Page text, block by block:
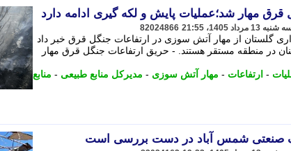
قرق مهار شد؛عملیات پایش و لکه گیری ادامه دارد
82024866
گلستان از مهار آتش سوزی در ارتفاعات جنگل قرق خبر داد
در منطقه مستقر هستند. - حریق ارتفاعات جنگل قرق مهار
- ارتفاعات - مهار آتش سوزی - مدیرکل منابع طبیعی - منابع
صنعتی شمس آباد در دست بررسی است